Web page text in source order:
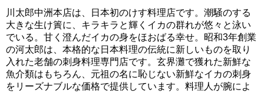
川太郎中洲本店は、日本初のけす料理店です。潮騒のする
大きな生け簀に、キラキラと輝くイカの群れが悠々と泳い
でいる。甘く澄んだイカの身をほおばる幸せ。昭和3年創業
の河太郎は、本格的な日本料理の伝統に新しいものを取り
入れた老舗の刺身料理専門店です。玄界灘で獲れた新鮮な
魚介類はもちろん、元祖の名に恥じない新鮮なイカの刺身
をリーズナブルな価格で提供しています。料理人が腕によ